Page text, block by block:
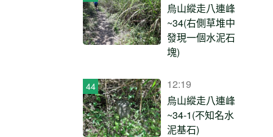
烏山縱走八連峰
~34(右側草堆中
發現一個水泥石
塊)
12:19
烏山縱走八連峰
~34-1(不知名水
泥基石)